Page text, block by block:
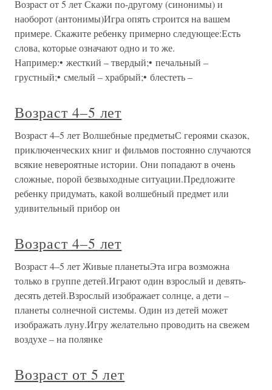
Возраст от 5 лет Скажи по-другому (синонимы) и
наоборот (антонимы)Игра опять строится на вашем
примере. Скажите ребенку примерно следующее:Есть
слова, которые означают одно и то же.
Например:• жесткий – твердый;• печальный –
грустный;• смелый – храбрый;• блестеть –
Возраст 4–5 лет
Возраст 4–5 лет Волшебные предметыС героями сказок,
приключенческих книг и фильмов постоянно случаются
всякие невероятные истории. Они попадают в очень
сложные, порой безвыходные ситуации.Предложите
ребенку придумать, какой волшебный предмет или
удивительный прибор он
Возраст 4–5 лет
Возраст 4–5 лет Живые планетыЭта игра возможна
только в группе детей.Играют один взрослый и девять-
десять детей.Взрослый изображает солнце, а дети –
планеты солнечной системы. Один из детей может
изображать луну.Игру желательно проводить на свежем
воздухе – на полянке
Возраст от 5 лет